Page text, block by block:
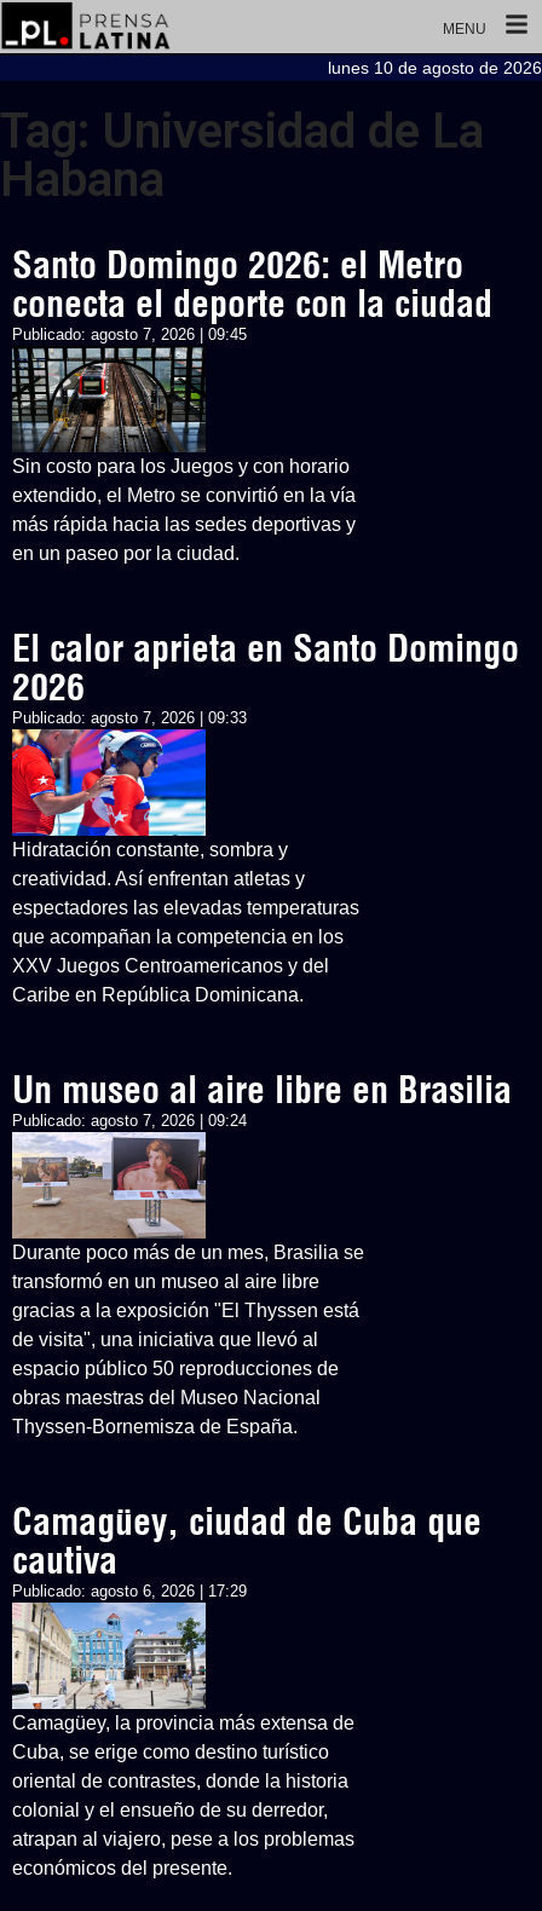
MENU
lunes 10 de agosto de 2026
Tag: Universidad de La
Habana
Santo Domingo 2026: el Metro
conecta el deporte con la ciudad
Publicado: agosto 7, 2026 | 09:45
Sin costo para los Juegos y con horario
extendido, el Metro se convirtió en la vía
más rápida hacia las sedes deportivas y
en un paseo por la ciudad.
El calor aprieta en Santo Domingo
2026
Publicado: agosto 7, 2026 | 09:33
Hidratación constante, sombra y
creatividad. Así enfrentan atletas y
espectadores las elevadas temperaturas
que acompañan la competencia en los
XXV Juegos Centroamericanos y del
Caribe en República Dominicana.
Un museo al aire libre en Brasilia
Publicado: agosto 7, 2026 | 09:24
Durante poco más de un mes, Brasilia se
transformó en un museo al aire libre
gracias a la exposición "El Thyssen está
de visita", una iniciativa que llevó al
espacio público 50 reproducciones de
obras maestras del Museo Nacional
Thyssen-Bornemisza de España.
Camagüey, ciudad de Cuba que
cautiva
Publicado: agosto 6, 2026 | 17:29
Camagüey, la provincia más extensa de
Cuba, se erige como destino turístico
oriental de contrastes, donde la historia
colonial y el ensueño de su derredor,
atrapan al viajero, pese a los problemas
económicos del presente.